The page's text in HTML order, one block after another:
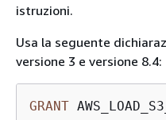
istruzioni.
Usa la seguente
versione 3 e versione 8.4:
GRANT